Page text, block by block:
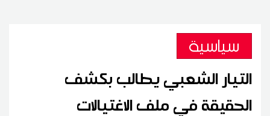
سياسية
التيار الشعبي يطالب بكشف
الحقيقة في ملف الاغتيالات